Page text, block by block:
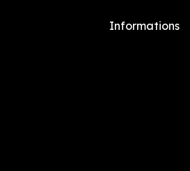
Informations